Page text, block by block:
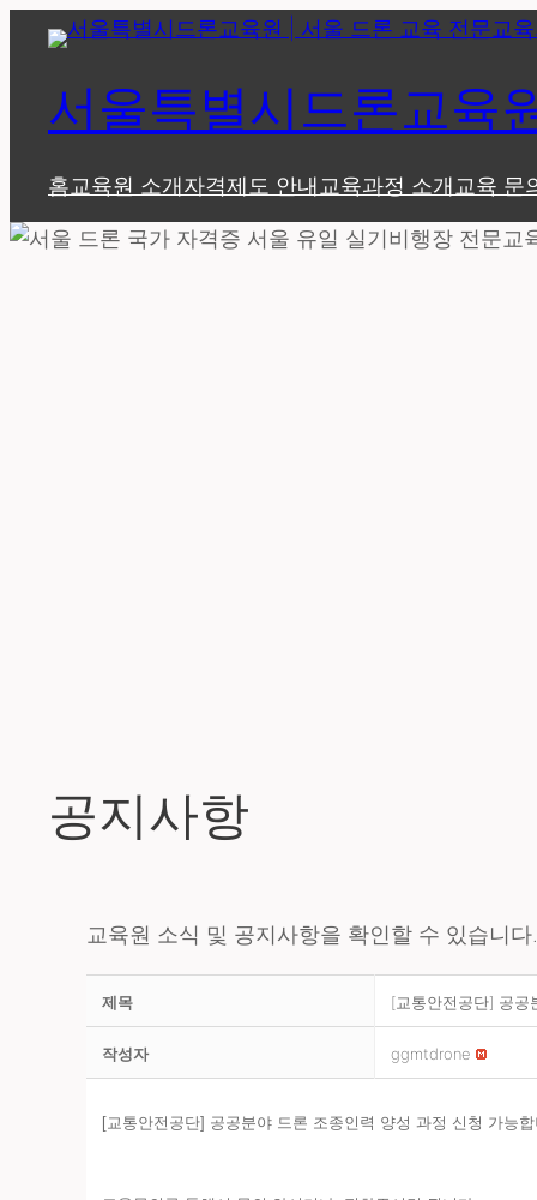
가
서울특별시드론교육
홈교육원 소개자격제도 안내 교육과정 소개 교육 문
공지사항
교육원 소식 및 공지사항을 확인할 수 있습니다.
제목 [교통안전공단] 공공
작성자 ggmtdrone
[교통안전공단] 공공분야 드론 조종인력 양성 과정 신청 가능